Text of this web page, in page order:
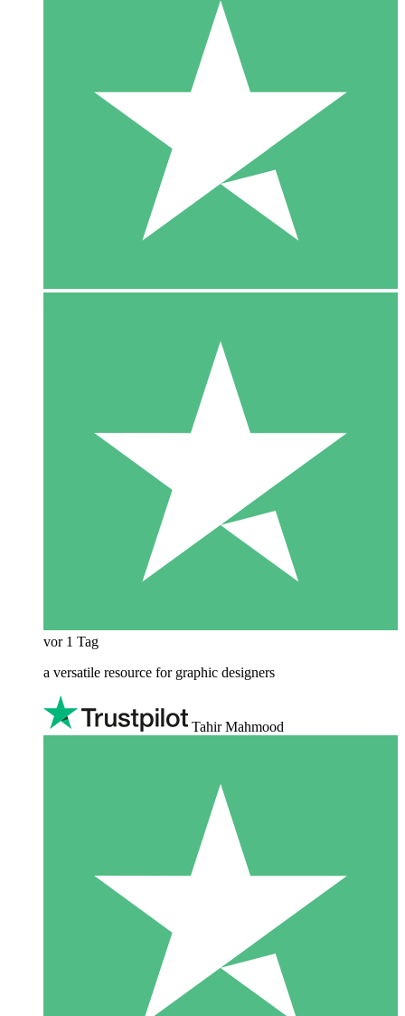
vor 1 Tag
a versatile resource for graphic designers
Tahir Mahmood